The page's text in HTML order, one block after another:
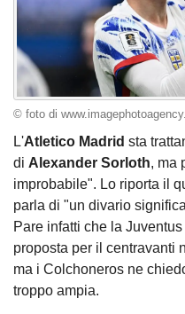
© foto di
L'Atletico Madrid sta
di Alexander Sorloth, ma
improbabile". Lo riporta il
parla di "un divario
Pare infatti che la
proposta per il centravanti
ma i Colchoneros ne
troppo ampia.